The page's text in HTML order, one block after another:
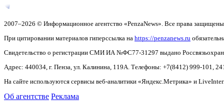
2007–2026 © Информационное агентство «PenzaNews». Все права
При цитировании материалов гиперссылка на https://penzanews.ru
Свидетельство о регистрации СМИ ИА №ФС77-31297 выдано
Адрес: 440034, г. Пенза, ул. Калинина, 119А. Телефоны: +7(8412) 999-101,
На сайте используются сервисы веб-аналитики «Яндекс.Метрика» и
Об агентстве Реклама